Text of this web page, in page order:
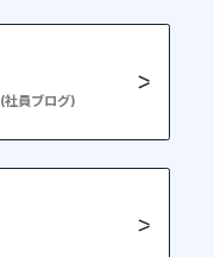
(社員ブログ)